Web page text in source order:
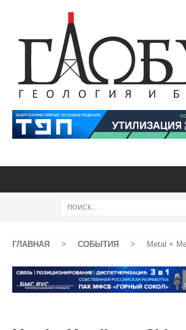
ГЛАВНАЯ > СОБЫТИЯ > Metal +